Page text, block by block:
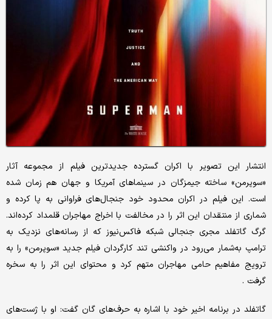
انتشار این تصویر با اکران گسترده جدیدترین فیلم از مجموعه آثار
«سوپرمن» ساخته جیمزگان در سینماهای آمریکا و جهان هم‌‌‌ زمان شده
است. این فیلم در اکران محدود خود جنجال‌‌‌های فراوانی به پا کرده و
شماری از منتقدان این اثر را در مخالفت با اخراج مهاجران قلمداد کرده‌‌‌اند.
گرگ گاتفلد مجری جنجالی شبکه فاکس‌‌‌نیوز که از رسانه‌‌‌های نزدیک به
ترامپ به‌‌‌شمار می‌رود در واکنشی تند کارگردان فیلم جدید «سوپرمن» را به
ترویج مفاهیم حامی مهاجران متهم کرد و محتوای این اثر را به سخره
گرفت .
گاتفلد در برنامه اخیر خود با اشاره به حرف‌های گان گفت: او با ژست‌‌‌های